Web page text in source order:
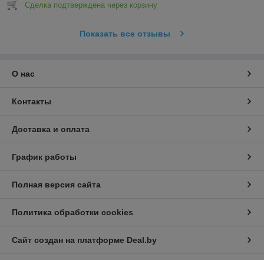
Сделка подтверждена через корзину
Показать все отзывы
О нас
Контакты
Доставка и оплата
График работы
Полная версия сайта
Политика обработки cookies
Сайт создан на платформе Deal.by